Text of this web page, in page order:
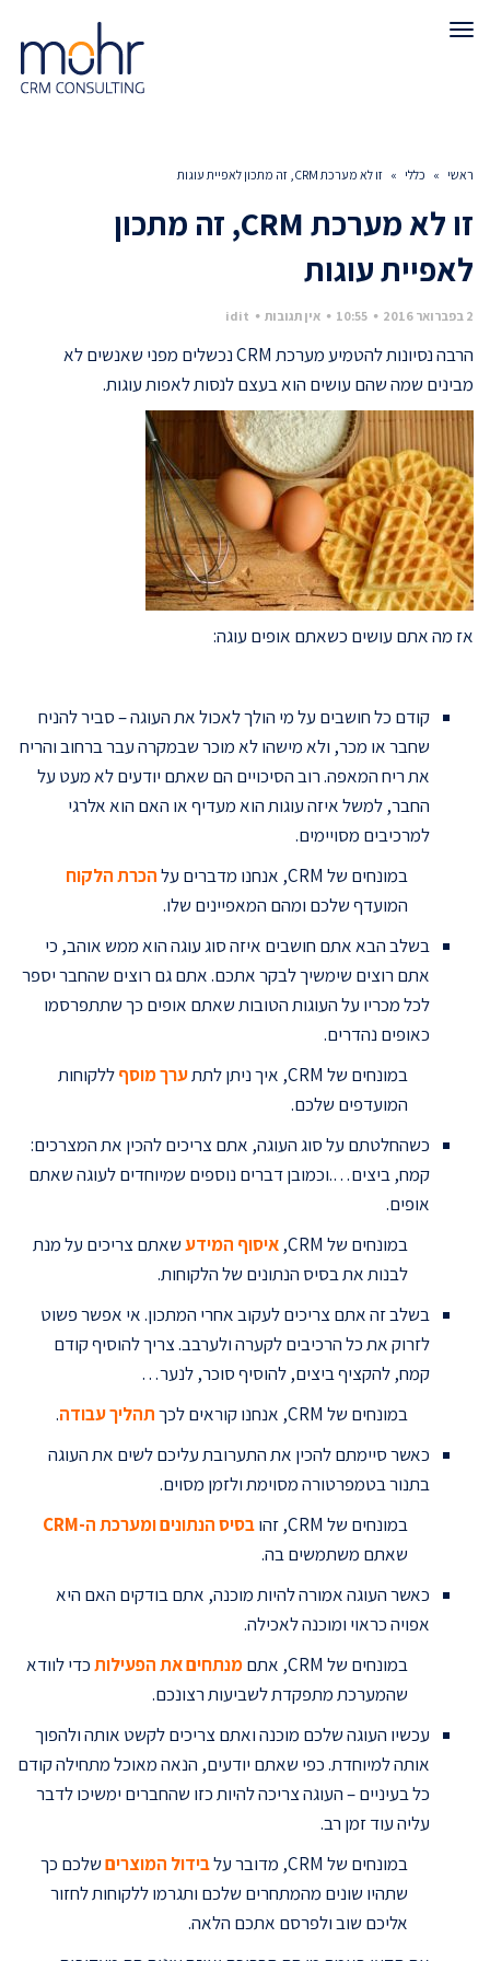
תפריט
ראשי » כללי » זו לא מערכת CRM, זה מתכון לאפיית עוגות
זו לא מערכת CRM, זה מתכון
לאפיית עוגות
2 בפברואר 2016 10:55 אין תגובות idit
הרבה נסיונות להטמיע מערכת CRM נכשלים מפני שאנשים לא
מבינים שמה שהם עושים הוא בעצם לנסות לאפות עוגות.
אז מה אתם עושים כשאתם אופים עוגה:
קודם כל חושבים על מי הולך לאכול את העוגה – סביר להניח
שחבר או מכר, ולא מישהו לא מוכר שבמקרה עבר ברחוב והריח
את ריח המאפה. רוב הסיכויים הם שאתם יודעים לא מעט על
החבר, למשל איזה עוגות הוא מעדיף או האם הוא אלרגי
למרכיבים מסויימים.
במונחים של CRM, אנחנו מדברים על
הכרת הלקוח
המועדף שלכם ומהם המאפיינים שלו.
בשלב הבא אתם חושבים איזה סוג עוגה הוא ממש אוהב, כי
אתם רוצים שימשיך לבקר אתכם. אתם גם רוצים שהחבר יספר
לכל מכריו על העוגות הטובות שאתם אופים כך שתתפרסמו
כאופים נהדרים.
במונחים של CRM, איך ניתן לתת
ערך מוסףללקוחות
המועדפים שלכם.
כשהחלטתם על סוג העוגה, אתם צריכים להכין את המצרכים:
קמח, ביצים….וכמובן דברים נוספים שמיוחדים לעוגה שאתם
אופים.
במונחים של CRM,
איסוף המידעשאתם צריכים על מנת
לבנות את בסיס הנתונים של הלקוחות.
בשלב זה אתם צריכים לעקוב אחרי המתכון. אי אפשר פשוט
לזרוק את כל הרכיבים לקערה ולערבב. צריך להוסיף קודם
קמח, להקציף ביצים, להוסיף סוכר, לנער…
במונחים של CRM, אנחנו קוראים לכך
תהליךעבודה.
כאשר סיימתם להכין את התערובת עליכם לשים את העוגה
בתנור בטמפרטורה מסוימת ולזמן מסוים.
במונחים של CRM, זהו
בסיס הנתונים ומערכת ה-CRM
שאתם משתמשים בה.
כאשר העוגה אמורה להיות מוכנה, אתם בודקים האם היא
אפויה כראוי ומוכנה לאכילה.
במונחים של CRM, אתם
מנתחים את הפעילותכדי לוודא
שהמערכת מתפקדת לשביעות רצונכם.
עכשיו העוגה שלכם מוכנה ואתם צריכים לקשט אותה ולהפוך
אותה למיוחדת. כפי שאתם יודעים, הנאה מאוכל מתחילה קודם
כל בעיניים – העוגה צריכה להיות כזו שהחברים ימשיכו לדבר
עליה עוד זמן רב.
במונחים של CRM, מדובר על
בידול המוצריםשלכם כך
שתהיו שונים מהמתחרים שלכם ותגרמו ללקוחות לחזור
אליכם שוב ולפרסם אתכם הלאה.